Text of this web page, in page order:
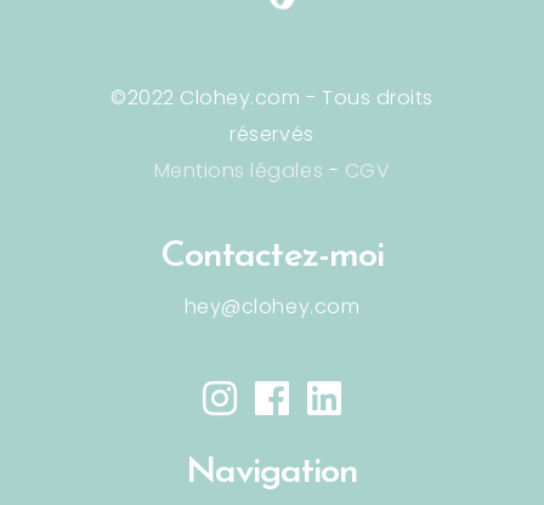
©2022 Clohey.com - Tous droits
réservés
Mentions légales - CGV
Contactez-moi
hey@clohey.com
Navigation